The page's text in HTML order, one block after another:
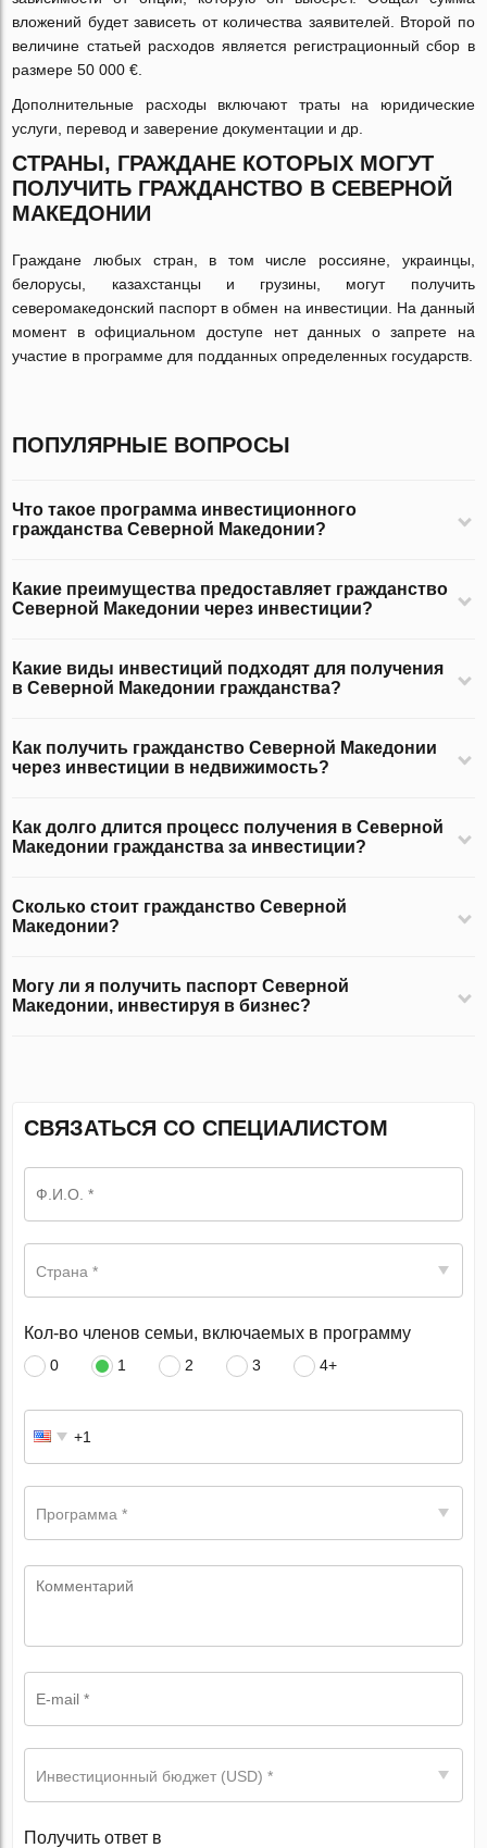
вложений будет зависеть от количества заявителей. Второй по
величине статьей расходов является регистрационный сбор в
размере 50 000 €.
Дополнительные расходы включают траты на юридические
услуги, перевод и заверение документации и др.
СТРАНЫ, ГРАЖДАНЕ КОТОРЫХ МОГУТ
ПОЛУЧИТЬ ГРАЖДАНСТВО В СЕВЕРНОЙ
МАКЕДОНИИ
Граждане любых стран, в том числе россияне, украинцы,
белорусы, казахстанцы и грузины, могут получить
северомакедонский паспорт в обмен на инвестиции. На данный
момент в официальном доступе нет данных о запрете на
участие в программе для подданных определенных государств.
ПОПУЛЯРНЫЕ ВОПРОСЫ
Что такое программа инвестиционного
гражданства Северной Македонии?
Какие преимущества предоставляет гражданство
Северной Македонии через инвестиции?
Какие виды инвестиций подходят для получения
в Северной Македонии гражданства?
Как получить гражданство Северной Македонии
через инвестиции в недвижимость?
Как долго длится процесс получения в Северной
Македонии гражданства за инвестиции?
Сколько стоит гражданство Северной
Македонии?
Могу ли я получить паспорт Северной
Македонии, инвестируя в бизнес?
СВЯЗАТЬСЯ СО СПЕЦИАЛИСТОМ
Страна *
Кол-во членов семьи, включаемых в программу
0 1 2 3 4+
Программа *
Инвестиционный бюджет (USD) *
Получить ответ в